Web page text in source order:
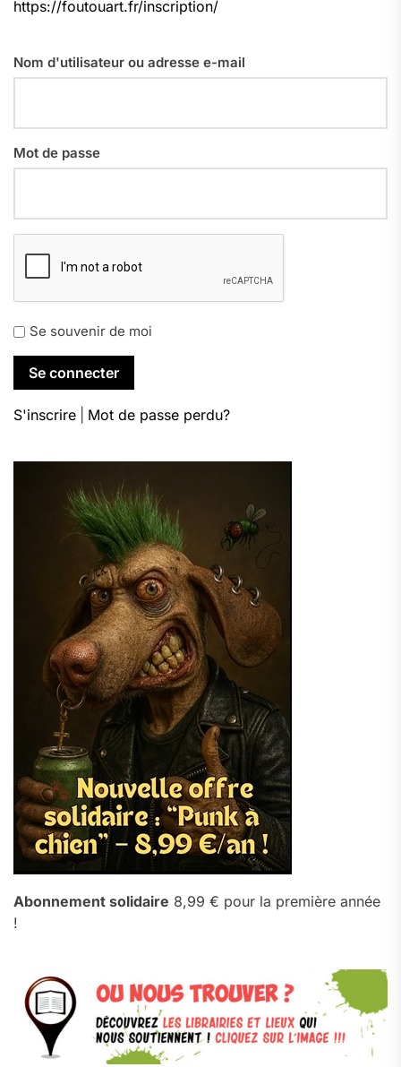
https://foutouart.fr/inscription/
Nom d'utilisateur ou adresse e-mail
Mot de passe
Se souvenir de moi
S'inscrire Mot de passe perdu?
Abonnement solidaire 8,99 € pour la première année
!